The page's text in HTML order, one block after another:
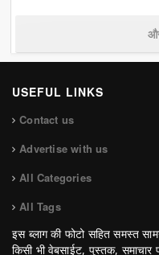
USEFUL LINKS
Contact us
Advertise with us
All Categories
All Tags
इस ब्लाग की फोटो सहित समस्त
किसी भी वेबसाईट, पुस्तक, समाचार